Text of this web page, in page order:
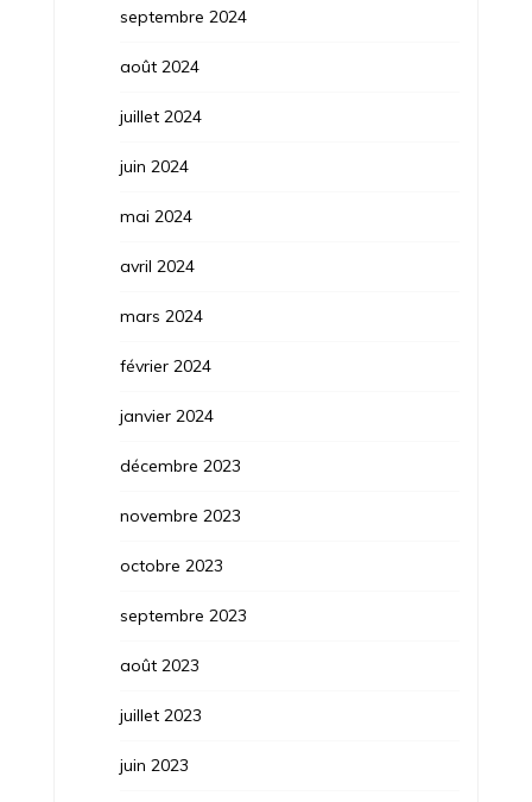
septembre 2024
août 2024
juillet 2024
juin 2024
mai 2024
avril 2024
mars 2024
février 2024
janvier 2024
décembre 2023
novembre 2023
octobre 2023
septembre 2023
août 2023
juillet 2023
juin 2023